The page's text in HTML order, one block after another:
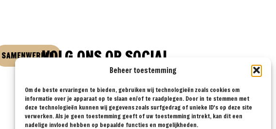
Beheer toestemming
Om de beste ervaringen te bieden, gebruiken wij technologieën zoals cookies om
informatie over je apparaat op te slaan en/of te raadplegen. Door in te stemmen met
deze technologieën kunnen wij gegevens zoals surfgedrag of unieke ID's op deze site
verwerken. Als je geen toestemming geeft of uw toestemming intrekt, kan dit een
nadelige invloed hebben op bepaalde functies en mogelijkheden.
SAMENWERKENVOLG ONS OP SOCIAL